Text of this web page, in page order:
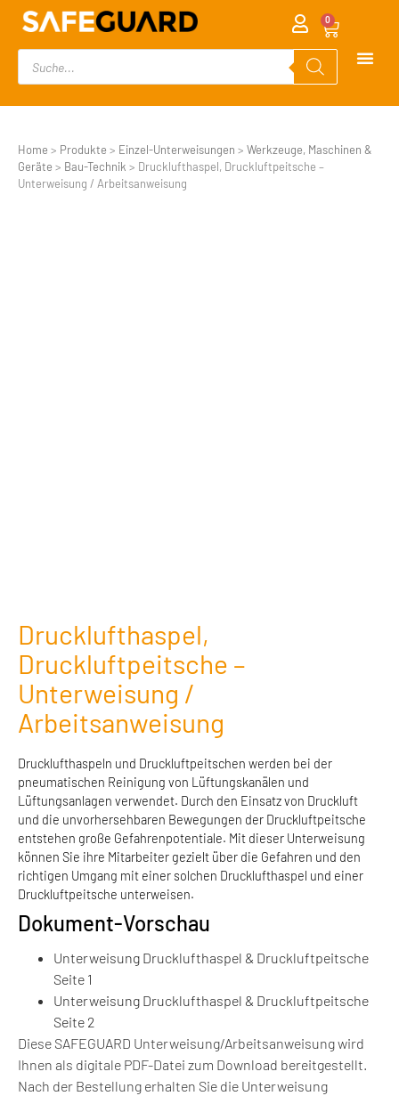
0
Home > Produkte > Einzel-Unterweisungen > Werkzeuge, Maschinen &
Geräte > Bau-Technik > Drucklufthaspel, Druckluftpeitsche –
Unterweisung / Arbeitsanweisung
Drucklufthaspel,
Druckluftpeitsche –
Unterweisung /
Arbeitsanweisung
Drucklufthaspeln und Druckluftpeitschen werden bei der
pneumatischen Reinigung von Lüftungskanälen und
Lüftungsanlagen verwendet. Durch den Einsatz von Druckluft
und die unvorhersehbaren Bewegungen der Druckluftpeitsche
entstehen große Gefahrenpotentiale. Mit dieser Unterweisung
können Sie ihre Mitarbeiter gezielt über die Gefahren und den
richtigen Umgang mit einer solchen Drucklufthaspel und einer
Druckluftpeitsche unterweisen.
Dokument-Vorschau
Unterweisung Drucklufthaspel & Druckluftpeitsche
Seite 1
Unterweisung Drucklufthaspel & Druckluftpeitsche
Seite 2
Diese SAFEGUARD Unterweisung/Arbeitsanweisung wird
Ihnen als digitale PDF-Datei zum Download bereitgestellt.
Nach der Bestellung erhalten Sie die Unterweisung